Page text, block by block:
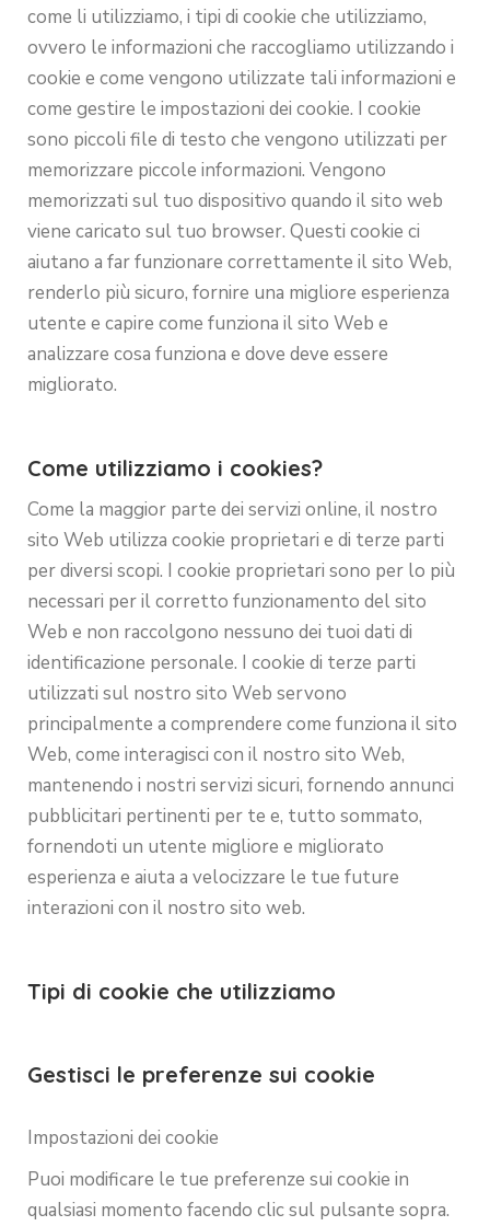
come li utilizziamo, i tipi di cookie che utilizziamo,
ovvero le informazioni che raccogliamo utilizzando i
cookie e come vengono utilizzate tali informazioni e
come gestire le impostazioni dei cookie. I cookie
sono piccoli file di testo che vengono utilizzati per
memorizzare piccole informazioni. Vengono
memorizzati sul tuo dispositivo quando il sito web
viene caricato sul tuo browser. Questi cookie ci
aiutano a far funzionare correttamente il sito Web,
renderlo più sicuro, fornire una migliore esperienza
utente e capire come funziona il sito Web e
analizzare cosa funziona e dove deve essere
migliorato.
Come utilizziamo i cookies?
Come la maggior parte dei servizi online, il nostro
sito Web utilizza cookie proprietari e di terze parti
per diversi scopi. I cookie proprietari sono per lo più
necessari per il corretto funzionamento del sito
Web e non raccolgono nessuno dei tuoi dati di
identificazione personale. I cookie di terze parti
utilizzati sul nostro sito Web servono
principalmente a comprendere come funziona il sito
Web, come interagisci con il nostro sito Web,
mantenendo i nostri servizi sicuri, fornendo annunci
pubblicitari pertinenti per te e, tutto sommato,
fornendoti un utente migliore e migliorato
esperienza e aiuta a velocizzare le tue future
interazioni con il nostro sito web.
Tipi di cookie che utilizziamo
Gestisci le preferenze sui cookie
Impostazioni dei cookie
Puoi modificare le tue preferenze sui cookie in
qualsiasi momento facendo clic sul pulsante sopra.